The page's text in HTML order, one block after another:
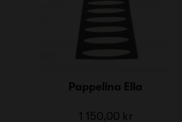
Pappelina Ella
1 150,00 kr